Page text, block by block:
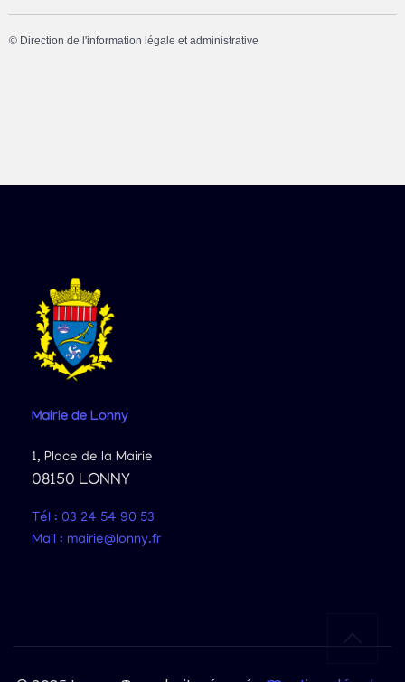
© Direction de l'information légale et administrative
Mairie de Lonny
1, Place de la Mairie
08150 LONNY
Tél : 03 24 54 90 53
Mail : mairie@lonny.fr